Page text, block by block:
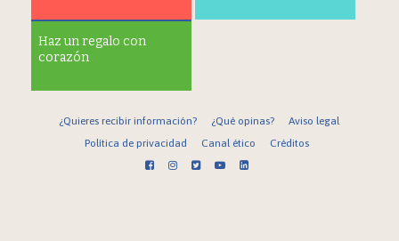
Haz un regalo con
corazón
¿Quieres recibir información? ¿Qué opinas?
Aviso legal
Política de privacidad
Canal ético Créditos